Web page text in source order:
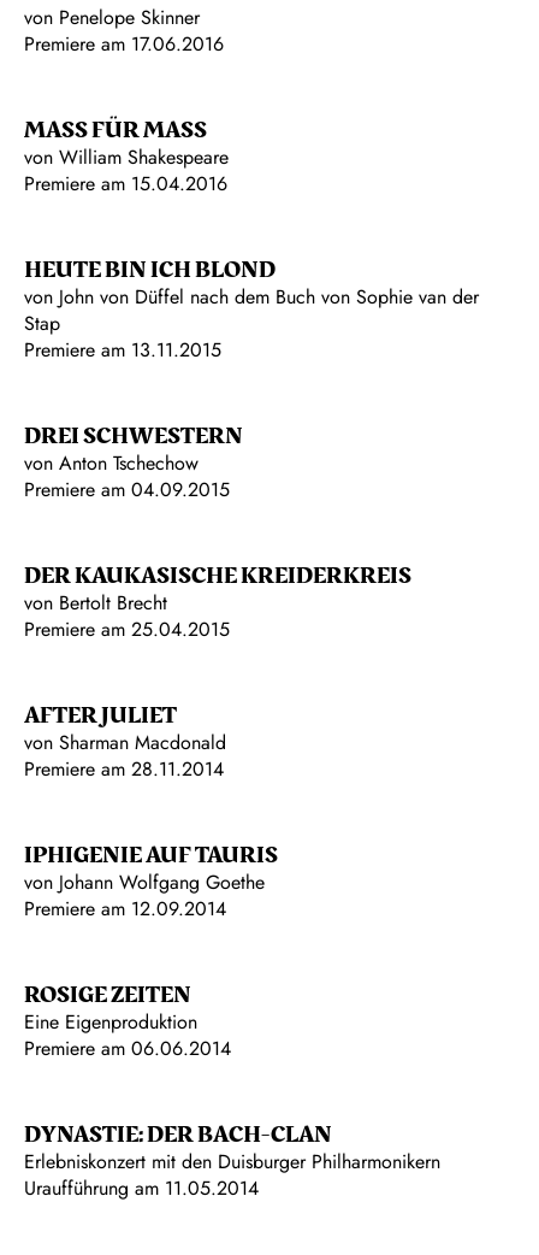
von Penelope Skinner
Premiere am 17.06.2016
MASS FÜR MASS
von William Shakespeare
Premiere am 15.04.2016
HEUTE BIN ICH BLOND
von John von Düffel nach dem Buch von Sophie van der
Stap
Premiere am 13.11.2015
DREI SCHWESTERN
von Anton Tschechow
Premiere am 04.09.2015
DER KAUKASISCHE KREIDERKREIS
von Bertolt Brecht
Premiere am 25.04.2015
AFTER JULIET
von Sharman Macdonald
Premiere am 28.11.2014
IPHIGENIE AUF TAURIS
von Johann Wolfgang Goethe
Premiere am 12.09.2014
ROSIGE ZEITEN
Eine Eigenproduktion
Premiere am 06.06.2014
DYNASTIE: DER BACH-CLAN
Erlebniskonzert mit den Duisburger Philharmonikern
Uraufführung am 11.05.2014